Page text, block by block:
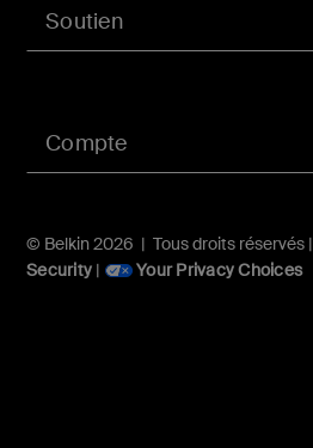
Compte
Soutien
© Belkin 2026 | Tous droits réservés |
Security | Your Privacy Choices